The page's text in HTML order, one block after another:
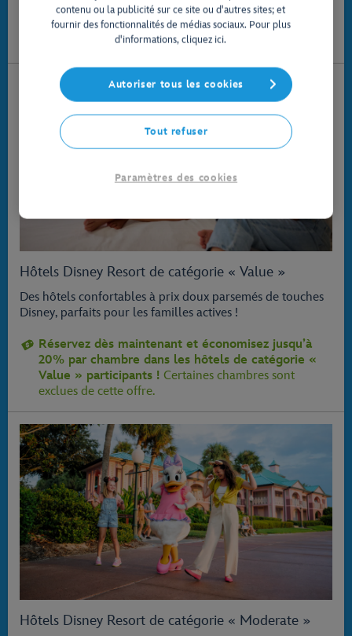
et le Disney Skyliner.
Trouvez la formule qui vous convient, avec un choix de
chambres pouvant accueillir cinq personnes ou plus.
Hôtels Disney Resort de catégorie « Value »
Des hôtels confortables à prix doux parsemés de touches
Disney, parfaits pour les familles actives !
Réservez dès maintenant et économisez jusqu’à
20% par chambre dans les hôtels de catégorie «
Value » participants ! Certaines chambres sont
exclues de cette offre.
Hôtels Disney Resort de catégorie « Moderate »
contenu ou la publicité sur ce site ou d'autres sites; et
fournir des fonctionnalités de médias sociaux. Pour plus
d'informations, cliquez ici.
Paramètres des cookies
Tout refuser
Autoriser tous les cookies